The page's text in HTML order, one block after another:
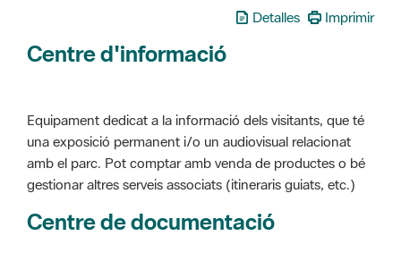
Detalles Imprimir
Centre d'informació
Equipament dedicat a la informació dels visitants, que té
una exposició permanent i/o un audiovisual relacionat
amb el parc. Pot comptar amb venda de productes o bé
gestionar altres serveis associats (itineraris guiats, etc.)
Centre de documentació